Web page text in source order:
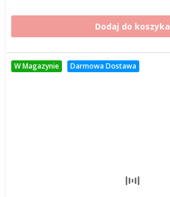
Dodaj do koszyka
W Magazynie Darmowa Dostawa